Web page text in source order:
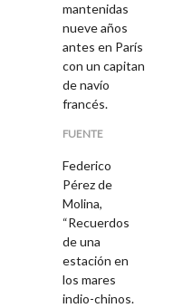
mantenidas
nueve años
antes en París
con un capitan
de navío
francés.
FUENTE
Federico
Pérez de
Molina,
“Recuerdos
de una
estación en
los mares
indio-chinos.